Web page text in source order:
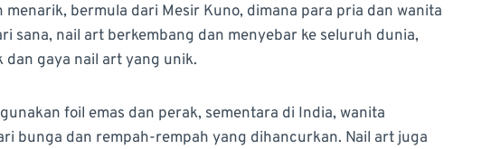
bermula dari Mesir Kuno, dimana para pria dan wanita
sana, nail art berkembang dan menyebar ke seluruh dunia,
gaya nail art yang unik.
foil emas dan perak, sementara di India, wanita
bunga dan rempah-rempah yang dihancurkan. Nail art juga